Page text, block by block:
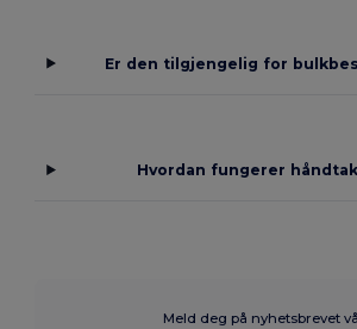
Er den tilgjengelig for
Hvordan fungerer
Meld deg på nyhetsbrevet